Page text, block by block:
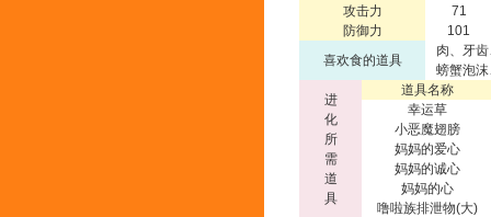
攻击力
71
防御力
101
喜欢食的道具
肉、牙
螃蟹泡
进
化
所
需
道
具
道具名称
幸运草
小恶魔翅膀
妈妈的爱心
妈妈的诚心
妈妈的心
噜啦族排泄物(大)